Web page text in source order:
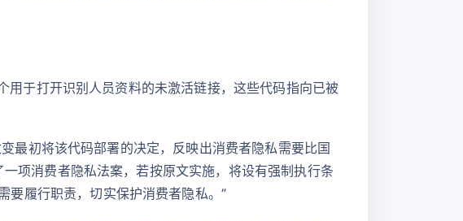
于打开识别人员资料的未激活链接，这些代码指向已被
最初将该代码部署的决定，反映出消费者隐私需要比国
项消费者隐私法案，若按原文实施，将设有强制执行条
要履行职责，切实保护消费者隐私。”